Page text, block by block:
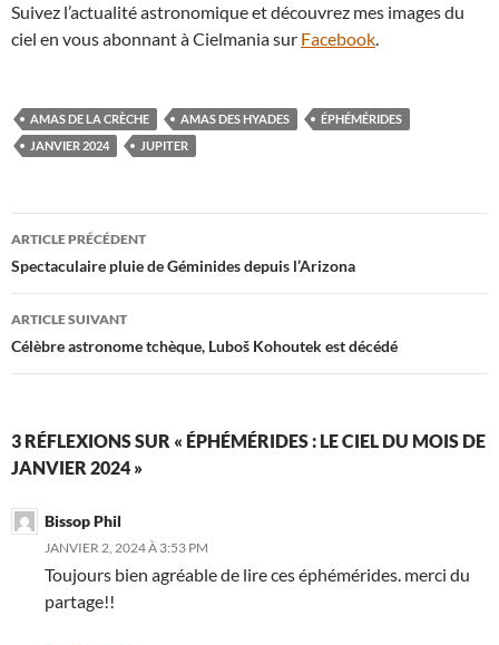
Suivez l’actualité astronomique et découvrez mes images du
ciel en vous abonnant à Cielmania sur Facebook.
AMAS DE LA CRÈCHE AMAS DES HYADES
ÉPHÉMÉRIDES
JANVIER 2024
JUPITER
Navigation
des
articles
ARTICLE PRÉCÉDENT
Spectaculaire pluie de Géminides depuis l’Arizona
ARTICLE SUIVANT
Célèbre astronome tchèque, Luboš Kohoutek est décédé
3 RÉFLEXIONS SUR « ÉPHÉMÉRIDES : LE CIEL DU MOIS DE
JANVIER 2024 »
Bissop Phil
JANVIER 2, 2024 À 3:53 PM
Toujours bien agréable de lire ces éphémérides. merci du
partage!!